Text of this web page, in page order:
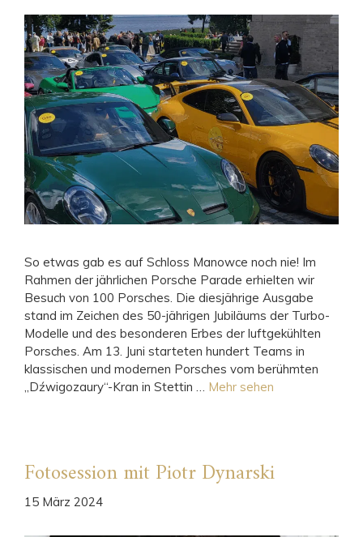
So etwas gab es auf Schloss Manowce noch nie! Im
Rahmen der jährlichen Porsche Parade erhielten wir
Besuch von 100 Porsches. Die diesjährige Ausgabe
stand im Zeichen des 50-jährigen Jubiläums der Turbo-
Modelle und des besonderen Erbes der luftgekühlten
Porsches. Am 13. Juni starteten hundert Teams in
klassischen und modernen Porsches vom berühmten
„Dźwigozaury“-Kran in Stettin … Mehr sehen
Fotosession mit Piotr Dynarski
15 März 2024